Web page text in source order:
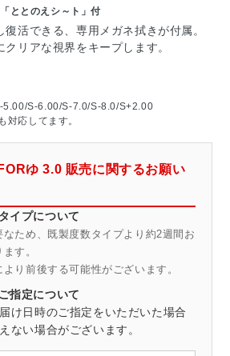
ととのえシ～ト」付
活できる、専用メガネ拭きが付属。
リアな視界をキープします。
S-6.00/S-7.0/S-8.0/S+2.00
応してます。
ゆ 3.0 販売に関するお願い
イプについて
ため、既製度数タイプより約2週間お
す。
り前後する可能性がございます。
指定について
け日時のご指定をいただいた場合
ない場合がございます。